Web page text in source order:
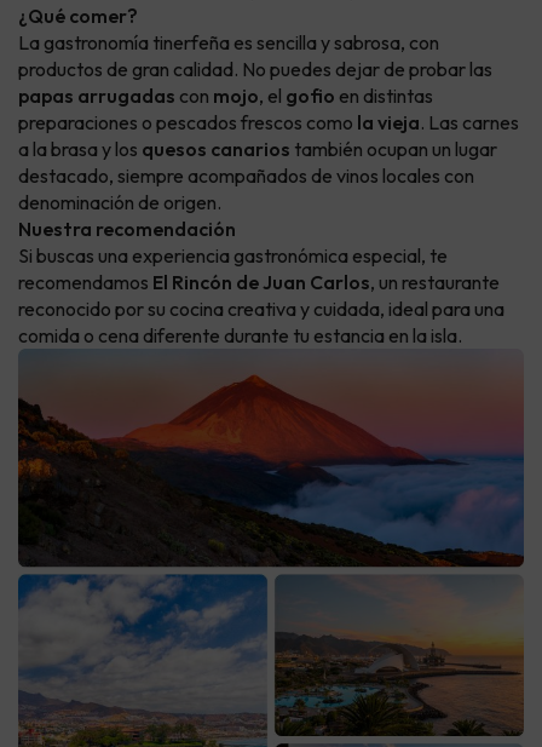
¿Qué comer?
La gastronomía tinerfeña es sencilla y sabrosa, con
productos de gran calidad. No puedes dejar de probar las
papas arrugadas con mojo, el gofio en distintas
preparaciones o pescados frescos como la vieja. Las carnes
a la brasa y los quesos canarios también ocupan un lugar
destacado, siempre acompañados de vinos locales con
denominación de origen.
Nuestra recomendación
Si buscas una experiencia gastronómica especial, te
recomendamos El Rincón de Juan Carlos, un restaurante
reconocido por su cocina creativa y cuidada, ideal para una
comida o cena diferente durante tu estancia en la isla.